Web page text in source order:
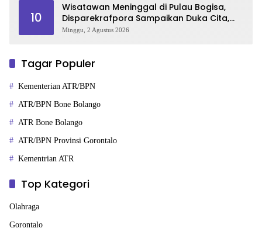
10
Wisatawan Meninggal di Pulau Bogisa,
Disparekrafpora Sampaikan Duka Cita,
Imbau Utamakan Keselamatan
Minggu, 2 Agustus 2026
Tagar Populer
Kementerian ATR/BPN
ATR/BPN Bone Bolango
ATR Bone Bolango
ATR/BPN Provinsi Gorontalo
Kementrian ATR
Top Kategori
Olahraga
Gorontalo